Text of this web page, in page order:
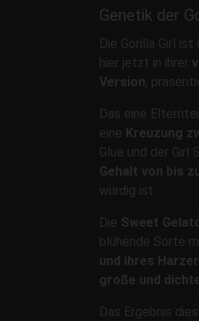
Genetik der
Die Gorilla Girl
hier jetzt in ihrer
Version,
Das eine
eine Kreuzung
Glue und der Girl
Gehalt von bis
würdig ist.
Die Sweet
blühende Sorte
und ihres
große und
Das Ergebnis